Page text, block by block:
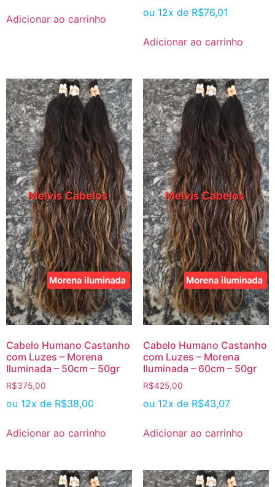
Adicionar ao carrinho
ou 12x de R$76,01
Adicionar ao carrinho
Cabelo Humano Castanho
com Luzes – Morena
Iluminada – 50cm – 50gr
R$375,00
ou 12x de R$38,00
Adicionar ao carrinho
Cabelo Humano Castanho
com Luzes – Morena
Iluminada – 60cm – 50gr
R$425,00
ou 12x de R$43,07
Adicionar ao carrinho